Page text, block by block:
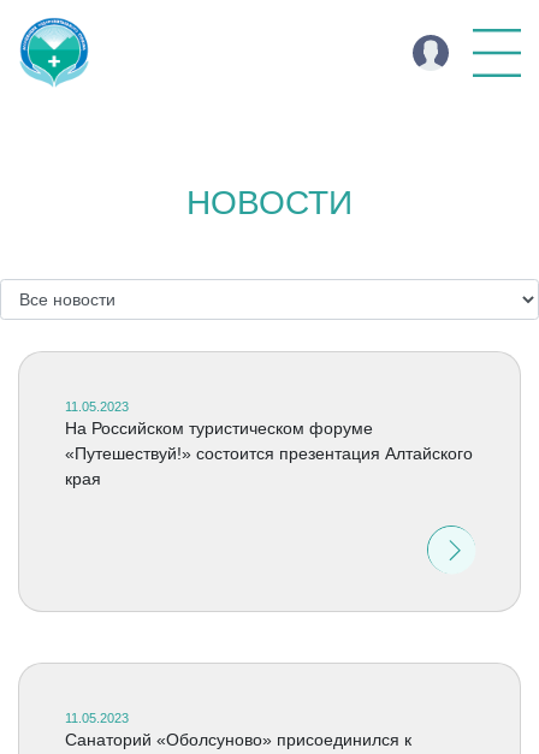
НОВОСТИ
11.05.2023
На Российском туристическом форуме
«Путешествуй!» состоится презентация Алтайского
края
11.05.2023
Cанаторий «Оболсуново» присоединился к